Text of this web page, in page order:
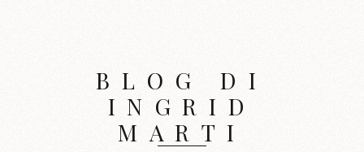
BLOG DI
INGRID
MARTI